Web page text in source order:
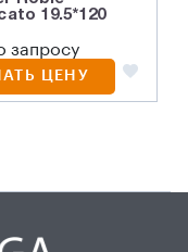
19.5*120
запросу
ЦЕНУ